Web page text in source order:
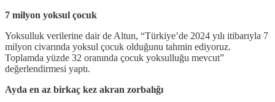
7 milyon yoksul çocuk
Yoksulluk verilerine dair de Altun, “Türkiye’de 2024 yılı itibarıyla 7
milyon civarında yoksul çocuk olduğunu tahmin ediyoruz.
Toplamda yüzde 32 oranında çocuk yoksulluğu mevcut”
değerlendirmesi yaptı.
Ayda en az birkaç kez akran zorbalığı